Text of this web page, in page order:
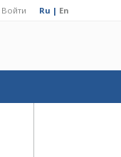
Войти Ru | En